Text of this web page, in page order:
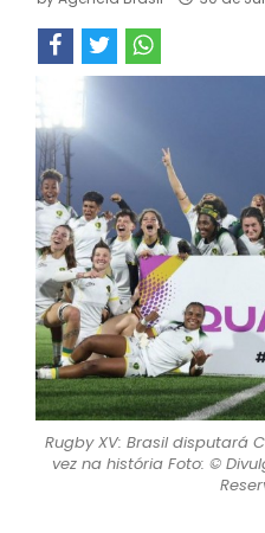
Rugby XV: Brasil disputará
vez na história Foto: ©